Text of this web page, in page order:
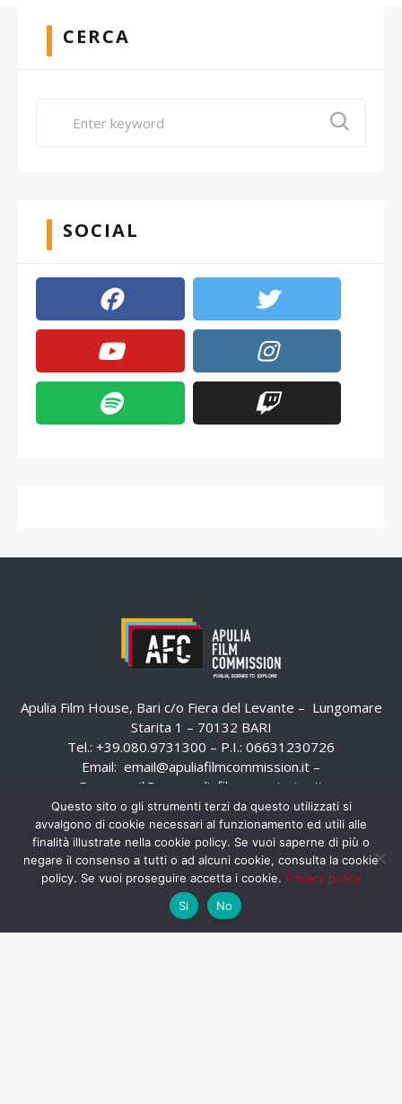
CERCA
SOCIAL
Apulia Film House, Bari c/o Fiera del Levante – Lungomare
Starita 1 – 70132 BARI
Tel.: +39.080.9731300 – P.I.: 06631230726
Email: email@apuliafilmcommission.it –
Pec:
email@pec.apuliafilmcommission.it
Questo sito o gli strumenti terzi da questo utilizzati si
avvalgono di cookie necessari al funzionamento ed utili alle
finalità illustrate nella cookie policy. Se vuoi saperne di più o
negare il consenso a tutti o ad alcuni cookie, consulta la cookie
policy. Se vuoi proseguire accetta i cookie. Privacy policy
Si
No